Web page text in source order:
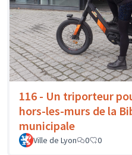
116 - Un triporteur
hors-les-murs de la
municipale
Ville de Lyon 0 0